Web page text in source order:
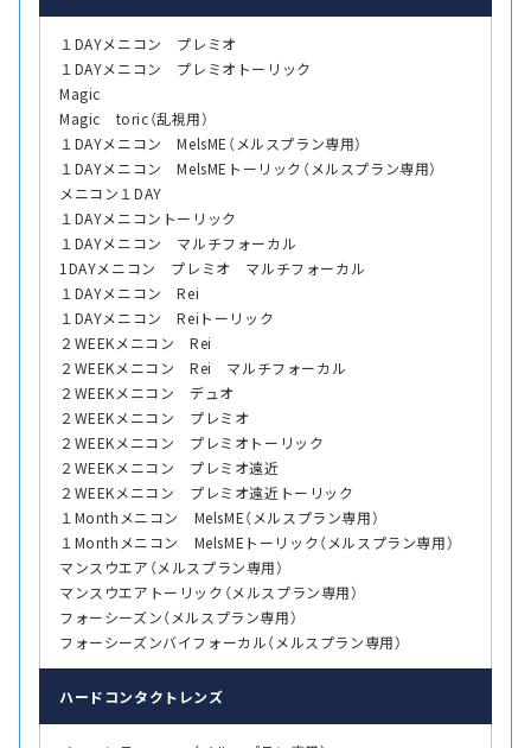
１DAYメニコン プレミオ
１DAYメニコン プレミオトーリック
Magic
Magic toric（乱視用）
１DAYメニコン MelsME（メルスプラン専用）
１DAYメニコン MelsMEトーリック（メルスプラン専用）
メニコン１DAY
１DAYメニコントーリック
１DAYメニコン マルチフォーカル
1DAYメニコン プレミオ マルチフォーカル
１DAYメニコン Rei
１DAYメニコン Reiトーリック
２WEEKメニコン Rei
２WEEKメニコン Rei マルチフォーカル
２WEEKメニコン デュオ
２WEEKメニコン プレミオ
２WEEKメニコン プレミオトーリック
２WEEKメニコン プレミオ遠近
２WEEKメニコン プレミオ遠近トーリック
１Monthメニコン MelsME（メルスプラン専用）
１Monthメニコン MelsMEトーリック（メルスプラン専用）
マンスウエア（メルスプラン専用）
マンスウエアトーリック（メルスプラン専用）
フォーシーズン（メルスプラン専用）
フォーシーズンバイフォーカル（メルスプラン専用）
ハード コンタクトレンズ